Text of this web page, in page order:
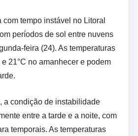
com tempo instável no Litoral
períodos de sol entre nuvens
feira (24). As temperaturas
21°C no amanhecer e podem
a condição de instabilidade
entre a tarde e a noite, com
temporais. As temperaturas